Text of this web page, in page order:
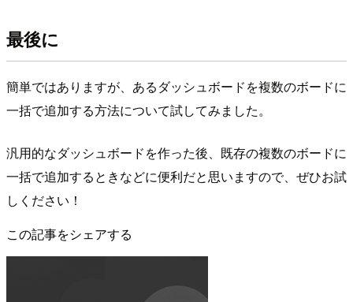
最後に
簡単ではありますが、あるダッシュボードを複数のボードに
一括で追加する方法について試してみました。
汎用的なダッシュボードを作った後、既存の複数のボードに
一括で追加するときなどに便利だと思いますので、ぜひお試
しください！
この記事をシェアする